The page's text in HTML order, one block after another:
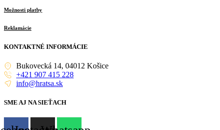
Možnosti platby
Reklamácie
KONTAKTNÉ INFORMÁCIE
Bukovecká 14, 04012 Košice
+421 907 415 228
info@hratsa.sk
SME AJ NA SIEŤACH